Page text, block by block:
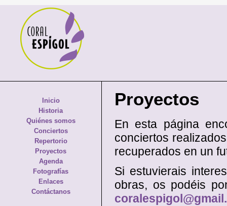
Inicio
Historia
Quiénes somos
Conciertos
Repertorio
Proyectos
Agenda
Fotografías
Enlaces
Contáctanos
Proyectos
En esta página
conciertos
recuperados en un
Si estuvierais
obras, os podéis